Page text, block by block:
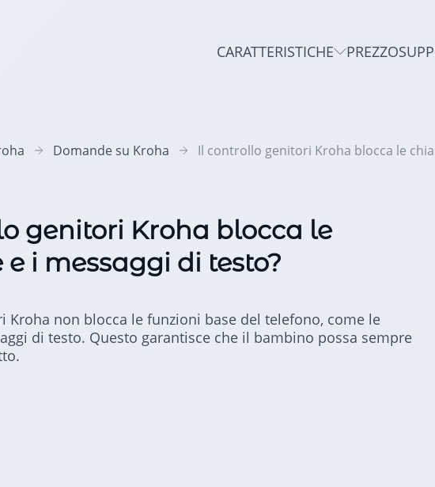
CARATTERISTICHE PREZZO
Domande su Kroha Il controllo genitori Kroha blocca le
genitori Kroha blocca le
i messaggi di testo?
Kroha non blocca le funzioni base del telefono, come le
di testo. Questo garantisce che il bambino possa sempre